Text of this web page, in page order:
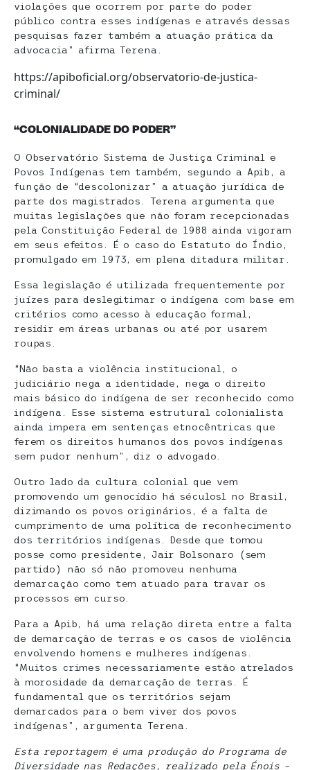
violações que ocorrem por parte do poder
público contra esses indígenas e através dessas
pesquisas fazer também a atuação prática da
advocacia” afirma Terena.
https://apiboficial.org/observatorio-de-justica-
criminal/
“COLONIALIDADE DO PODER”
O Observatório Sistema de Justiça Criminal e
Povos Indígenas tem também, segundo a Apib, a
função de “descolonizar” a atuação jurídica de
parte dos magistrados. Terena argumenta que
muitas legislações que não foram recepcionadas
pela Constituição Federal de 1988 ainda vigoram
em seus efeitos. É o caso do Estatuto do Índio,
promulgado em 1973, em plena ditadura militar.
Essa legislação é utilizada frequentemente por
juízes para deslegitimar o indígena com base em
critérios como acesso à educação formal,
residir em áreas urbanas ou até por usarem
roupas.
“Não basta a violência institucional, o
judiciário nega a identidade, nega o direito
mais básico do indígena de ser reconhecido como
indígena. Esse sistema estrutural colonialista
ainda impera em sentenças etnocêntricas que
ferem os direitos humanos dos povos indígenas
sem pudor nenhum”, diz o advogado.
Outro lado da cultura colonial que vem
promovendo um genocídio há séculosl no Brasil,
dizimando os povos originários, é a falta de
cumprimento de uma política de reconhecimento
dos territórios indígenas. Desde que tomou
posse como presidente, Jair Bolsonaro (sem
partido) não só não promoveu nenhuma
demarcação como tem atuado para travar os
processos em curso.
Para a Apib, há uma relação direta entre a falta
de demarcação de terras e os casos de violência
envolvendo homens e mulheres indígenas.
“Muitos crimes necessariamente estão atrelados
à morosidade da demarcação de terras. É
fundamental que os territórios sejam
demarcados para o bem viver dos povos
indígenas”, argumenta Terena.
Esta reportagem é uma produção do Programa de
Diversidade nas Redações, realizado pela Énois –